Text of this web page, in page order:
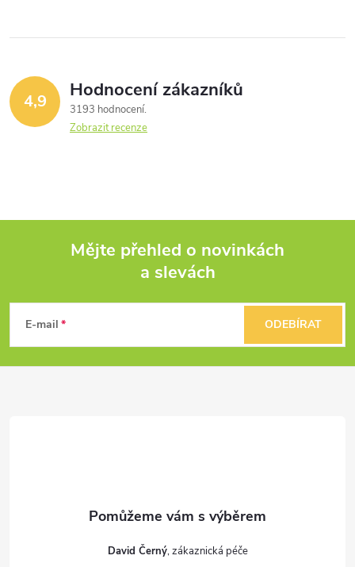
4,9 Hodnocení zákazníků
3193 hodnocení
Zobrazit recenze
p
Mějte přehled o novinkách
a slevách
E-mail ODEBÍRAT
David Černý